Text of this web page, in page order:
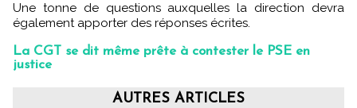
Une tonne de questions auxquelles la direction devra
également apporter des réponses écrites.
La CGT se dit même prête à contester le PSE en
justice
AUTRES ARTICLES